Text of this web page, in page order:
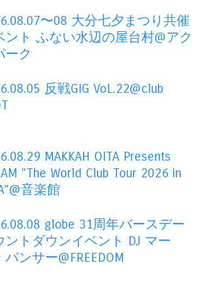
〜08 大分七夕まつり共催
ント ふない水辺の屋台村@アク
ーク
反戦GIG VoL.22@club
MAKKAH OITA Presents
"The World Club Tour 2026 in
音楽館
globe 31周年バースデー
ントダウンイベント DJ マー
パンサー@FREEDOM